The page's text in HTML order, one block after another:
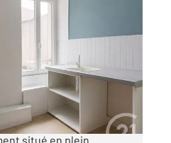
€
vous propose cet
situé en plein